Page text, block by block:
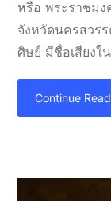
หรือ พระราชมง
จังหวัดนครสวร
ศิษย์ มีชื่อเสียงใ
Continue